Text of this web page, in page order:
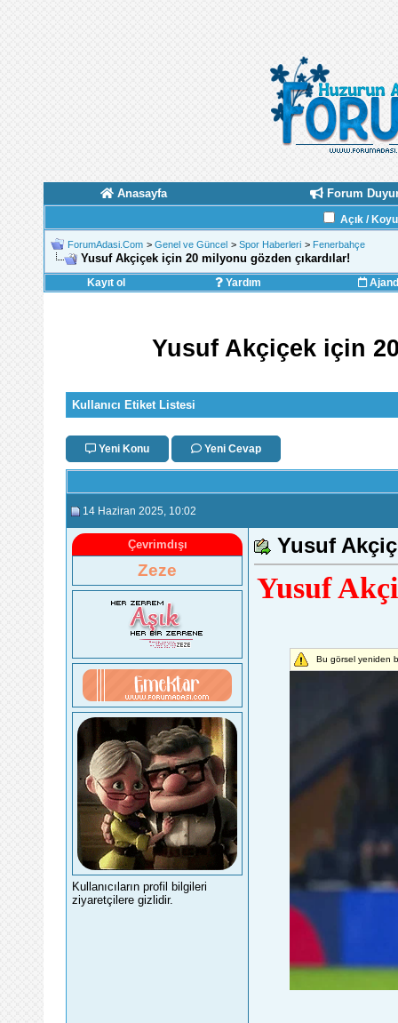
Anasayfa Forum
Açık /
ForumAdasi.Com > Genel ve Güncel > Spor Haberleri > Fenerbahçe
Yusuf Akçiçek için 20 milyonu gözden çıkardılar!
Kayıt ol Yardım
Yusuf Akçiçek için
Kullanıcı Etiket Listesi
Yeni Konu Yeni Cevap
14 Haziran 2025 , 10:02
Çevrimdışı
Zeze
Kullanıcıların profil bilgileri
ziyaretçilere gizlidir.
Yusuf
Yusuf
Bu görsel yeniden